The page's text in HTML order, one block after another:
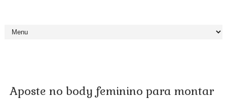
Aposte no body feminino para montar